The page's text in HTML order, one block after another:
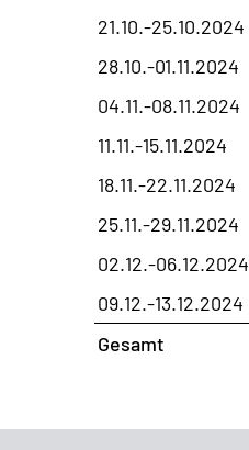
21.10.-25.10.2024
28.10.-01.11.2024
04.11.-08.11.2024
11.11.-15.11.2024
18.11.-22.11.2024
25.11.-29.11.2024
02.12.-06.12.2024
09.12.-13.12.2024
Gesamt